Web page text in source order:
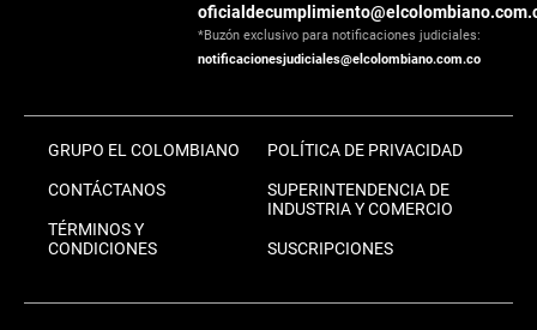
*Buzón exclusivo para notificaciones judiciales:
notificacionesjudiciales@elcolombiano.com.co
GRUPO EL COLOMBIANO
CONTÁCTANOS
TÉRMINOS Y
CONDICIONES
POLÍTICA DE PRIVACIDAD
SUPERINTENDENCIA DE
INDUSTRIA Y COMERCIO
SUSCRIPCIONES